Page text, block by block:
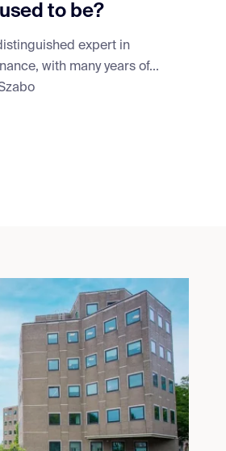
to be?
expert in
with many years of...